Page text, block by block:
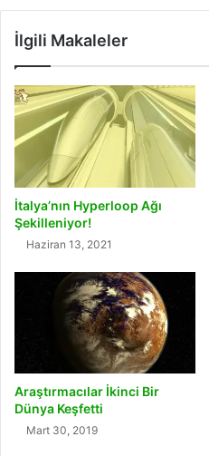
İlgili Makaleler
İtalya’nın Hyperloop Ağı
Şekilleniyor!
Haziran 13, 2021
Araştırmacılar İkinci Bir
Dünya Keşfetti
Mart 30, 2019